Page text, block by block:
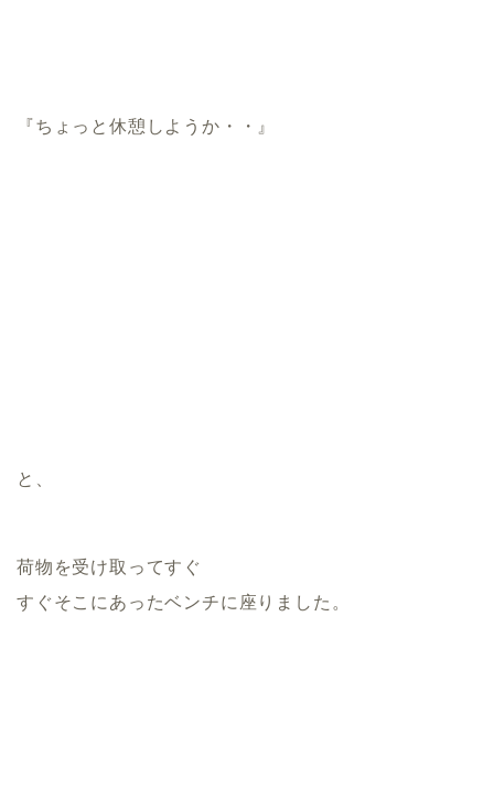
『ちょっと休憩しようか・・』
と、
荷物を受け取ってすぐ
すぐそこにあったベンチに座りました。